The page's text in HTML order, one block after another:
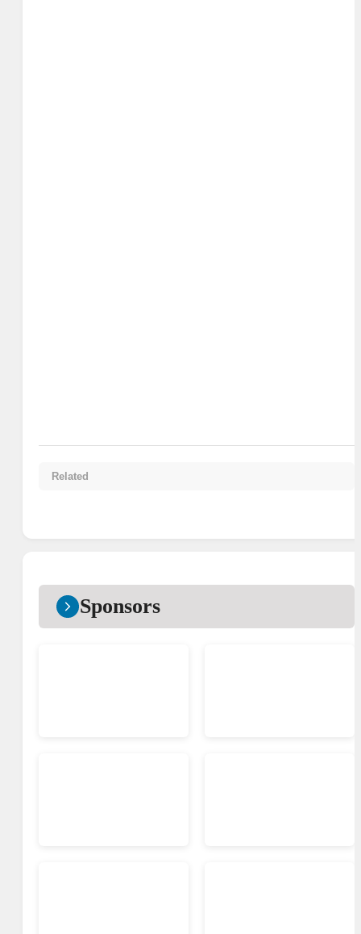
Related
Sponsors